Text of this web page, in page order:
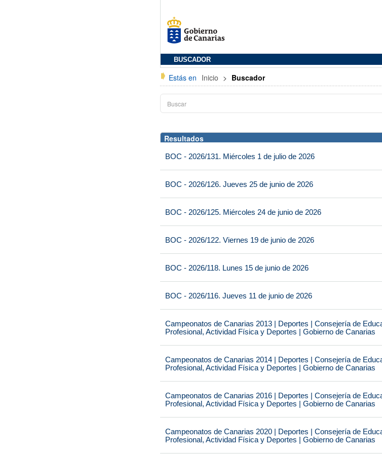
BUSCADOR
Estás en Inicio > Buscador
Resultados
BOC - 2026/131. Miércoles 1 de julio de 2026
BOC - 2026/126. Jueves 25 de junio de 2026
BOC - 2026/125. Miércoles 24 de junio de 2026
BOC - 2026/122. Viernes 19 de junio de 2026
BOC - 2026/118. Lunes 15 de junio de 2026
BOC - 2026/116. Jueves 11 de junio de 2026
Campeonatos de Canarias 2013 | Deportes | Consejería de
Profesional, Actividad Física y Deportes | Gobierno de Canarias
Campeonatos de Canarias 2014 | Deportes | Consejería de
Profesional, Actividad Física y Deportes | Gobierno de Canarias
Campeonatos de Canarias 2016 | Deportes | Consejería de
Profesional, Actividad Física y Deportes | Gobierno de Canarias
Campeonatos de Canarias 2020 | Deportes | Consejería de
Profesional, Actividad Física y Deportes | Gobierno de Canarias